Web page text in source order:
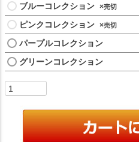
ブルーコレクション ×
ピンクコレクション ×
パープルコレクション
グリーンコレクション